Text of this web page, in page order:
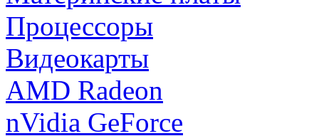
Процессоры
Видеокарты
AMD Radeon
nVidia GeForce